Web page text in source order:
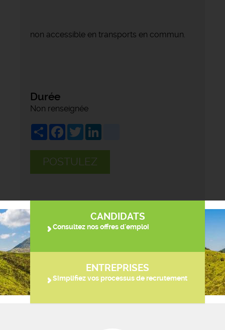
non accessible en transports en commun.
Durée
Non renseignée
ShareFacebook
Twitter
POSTULEZ
CANDIDATS
Consultez nos offres d'emploi
ENTREPRISES
Simplifiez vos processus de recrutement